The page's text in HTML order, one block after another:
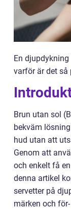
En
varför är det så
Brun utan sol
bekväm
hud utan att
Genom att
och enkelt få
denna artikel
servetter på
märken och